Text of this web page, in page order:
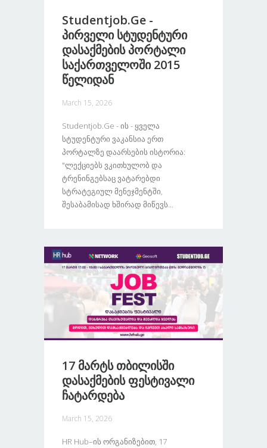
Studentjob.ge -
Პირველი Სტუდენტური
Დასაქმების Პორტალი
Საქართველოში 2015
Წელიდან
March 15, 2026
Studentjob.ge - Ის - Ყველა
Სტუდენტური Ვაკანსია Ერთ
Პორტალზე Დაარსების Ისტორია:
"ლექციებს Ვკითხულობ Და
Ტრენინგებსაც Ვატარებდი
Სტრატეგიულ Მენეჯმენტში,
Შესაბამისად Ხშირად Მიწევს...
17 Მარტს Თბილისში
Დასაქმების Ფესტივალი
Ჩატარდება
March 15, 2026
HR Hub–Ის Ორგანიზებით, 17